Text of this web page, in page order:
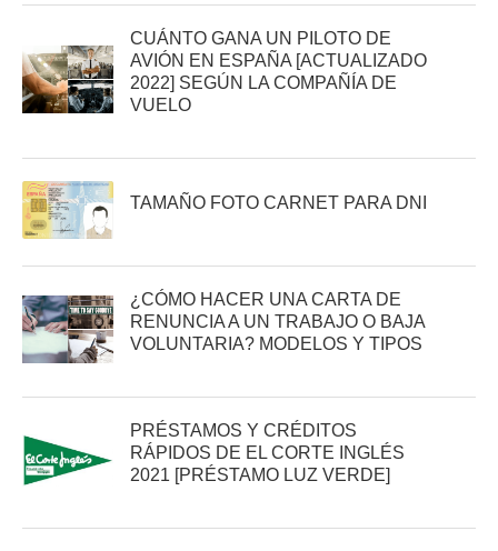
CUÁNTO GANA UN PILOTO DE
AVIÓN EN ESPAÑA [ACTUALIZADO
2022] SEGÚN LA COMPAÑÍA DE
VUELO
TAMAÑO FOTO CARNET PARA DNI
¿CÓMO HACER UNA CARTA DE
RENUNCIA A UN TRABAJO O BAJA
VOLUNTARIA? MODELOS Y TIPOS
PRÉSTAMOS Y CRÉDITOS
RÁPIDOS DE EL CORTE INGLÉS
2021 [PRÉSTAMO LUZ VERDE]